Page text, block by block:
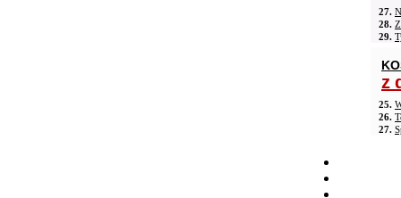
27.
28.
29.
z
25.
26.
27.